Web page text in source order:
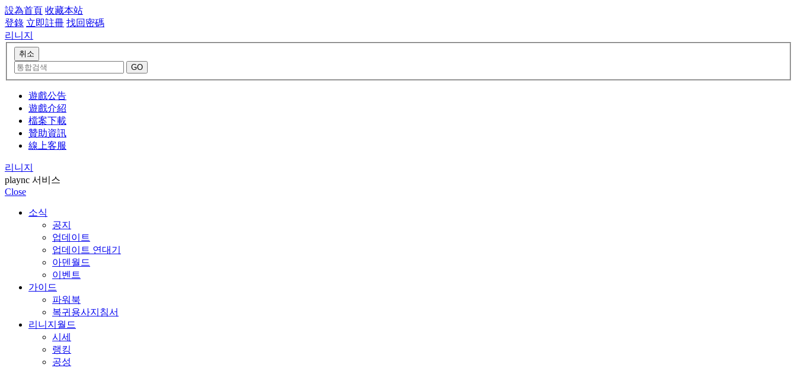
設為首頁 收藏本站
登錄 立即註冊 找回密碼
리니지
遊戲公告
遊戲介紹
檔案下載
贊助資訊
線上客服
리니지
plaync 서비스
Close
소식
공지
업데이트
업데이트 연대기
아덴월드
이벤트
가이드
파워북
복귀용사지침서
리니지월드
시세
랭킹
공성